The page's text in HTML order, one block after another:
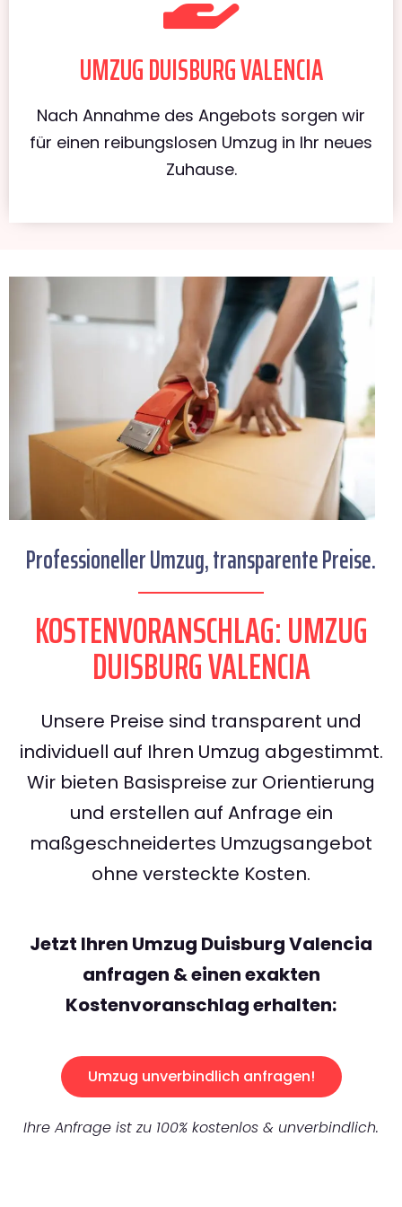
UMZUG DUISBURG VALENCIA
Nach Annahme des Angebots sorgen wir
für einen reibungslosen Umzug in Ihr neues
Zuhause.
Professioneller Umzug, transparente Preise.
KOSTENVORANSCHLAG: UMZUG
DUISBURG VALENCIA
Unsere Preise sind transparent und
individuell auf Ihren Umzug abgestimmt.
Wir bieten Basispreise zur Orientierung
und erstellen auf Anfrage ein
maßgeschneidertes Umzugsangebot
ohne versteckte Kosten.
Jetzt Ihren Umzug Duisburg Valencia
anfragen & einen exakten
Kostenvoranschlag erhalten:
Umzug unverbindlich anfragen!
Ihre Anfrage ist zu 100% kostenlos & unverbindlich.